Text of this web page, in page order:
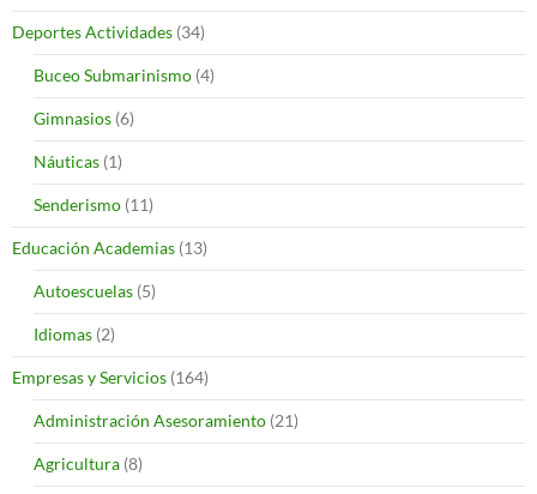
Deportes Actividades (34)
Buceo Submarinismo (4)
Gimnasios (6)
Náuticas (1)
Senderismo (11)
Educación Academias (13)
Autoescuelas (5)
Idiomas (2)
Empresas y Servicios (164)
Administración Asesoramiento (21)
Agricultura (8)